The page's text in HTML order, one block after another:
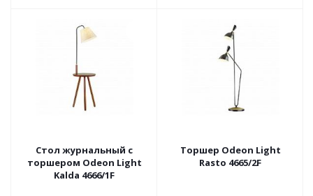
Стол журнальный с
торшером Odeon Light
Kalda 4666/1F
Торшер Odeon Light
Rasto 4665/2F